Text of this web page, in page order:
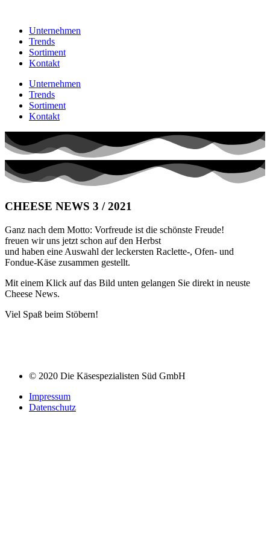
Unternehmen
Trends
Sortiment
Kontakt
Unternehmen
Trends
Sortiment
Kontakt
CHEESE NEWS 3 / 2021
Ganz nach dem Motto: Vorfreude ist die schönste Freude!
freuen wir uns jetzt schon auf den Herbst
und haben eine Auswahl der leckersten Raclette-, Ofen- und
Fondue-Käse zusammen gestellt.
Mit einem Klick auf das Bild unten gelangen Sie direkt in neuste
Cheese News.
Viel Spaß beim Stöbern!
© 2020 Die Käsespezialisten Süd GmbH
Impressum
Datenschutz